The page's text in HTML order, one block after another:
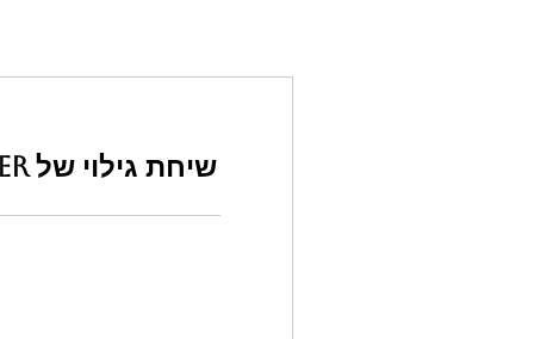
שיחת גילוי של Feeling Surfer